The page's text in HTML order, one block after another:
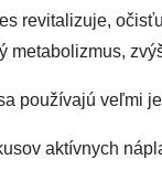
revitalizuje,
metabolizmus,
používajú veľmi
aktívnych